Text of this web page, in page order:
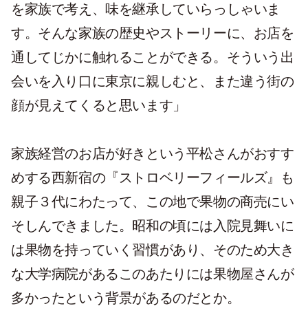
を家族で考え、味を継承していらっしゃいま
す。そんな家族の歴史やストーリーに、お店を
通してじかに触れることができる。そういう出
会いを入り口に東京に親しむと、また違う街の
顔が見えてくると思います」
家族経営のお店が好きという平松さんがおすす
めする西新宿の『ストロベリーフィールズ』も
親子３代にわたって、この地で果物の商売にい
そしんできました。昭和の頃には入院見舞いに
は果物を持っていく習慣があり、そのため大き
な大学病院があるこのあたりには果物屋さんが
多かったという背景があるのだとか。